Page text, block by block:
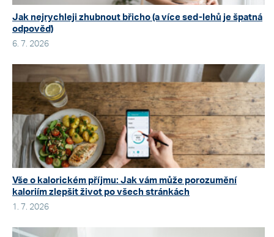
Jak nejrychleji zhubnout břicho (a více sed-lehů je špatná
odpověď)
6. 7. 2026
Vše o kalorickém příjmu: Jak vám může porozumění
kaloriím zlepšit život po všech stránkách
1. 7. 2026